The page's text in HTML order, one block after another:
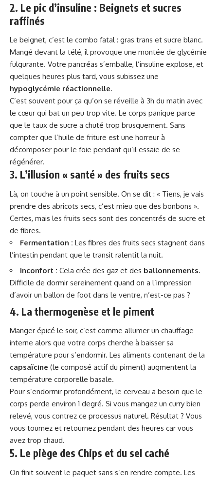
2. Le pic d’insuline : Beignets et sucres
raffinés
Le beignet, c’est le combo fatal : gras trans et sucre blanc.
Mangé devant la télé, il provoque une montée de glycémie
fulgurante. Votre pancréas s’emballe, l’insuline explose, et
quelques heures plus tard, vous subissez une
hypoglycémie réactionnelle.
C’est souvent pour ça qu’on se réveille à 3h du matin avec
le cœur qui bat un peu trop vite. Le corps panique parce
que le taux de sucre a chuté trop brusquement. Sans
compter que l’huile de friture est une horreur à
décomposer pour le foie pendant qu’il essaie de se
régénérer.
3. L’illusion « santé » des fruits secs
Là, on touche à un point sensible. On se dit : « Tiens, je vais
prendre des abricots secs, c’est mieu que des bonbons ».
Certes, mais les fruits secs sont des concentrés de sucre et
de fibres.
Fermentation : Les fibres des fruits secs stagnent dans
l’intestin pendant que le transit ralentit la nuit.
Inconfort : Cela crée des gaz et des ballonnements.
Difficile de dormir sereinement quand on a l’impression
d’avoir un ballon de foot dans le ventre, n’est-ce pas ?
4. La thermogenèse et le piment
Manger épicé le soir, c’est comme allumer un chauffage
interne alors que votre corps cherche à baisser sa
température pour s’endormir. Les aliments contenant de la
capsaïcine (le composé actif du piment) augmentent la
température corporelle basale.
Pour s’endormir profondément, le cerveau a besoin que le
corps perde environ 1 degré. Si vous mangez un curry bien
relevé, vous contrez ce processus naturel. Résultat ? Vous
vous tournez et retournez pendant des heures car vous
avez trop chaud.
5. Le piège des Chips et du sel caché
On finit souvent le paquet sans s’en rendre compte. Les